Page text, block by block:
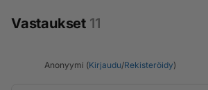
Vastaukset 11
Anonyymi (Kirjaudu/Rekisteröidy)